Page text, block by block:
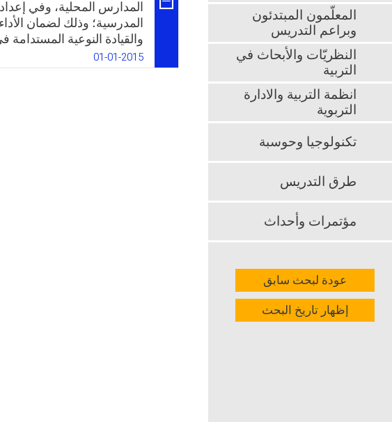
المدارس المحلية، وفي
المدرسية؛ وذلك لضمان
والقيادة النوعية
المتسارعة، والتحول نحو
وبما يحقق فاعلية أدوارها
01-01-2015
المعلّمون المبتدئون
وبراعم التدريس
النظريّات والأبحاث في
التربية
انظمة التربية والادارة
التربوية
تكنولوجيا وحوسبة
طرق التدريس
مؤتمرات وأحداث
عودة لبحث سابق
إظهار تاريخ البحث